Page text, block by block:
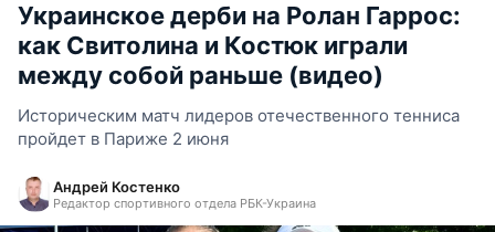
Украинское дерби на Ролан Гаррос:
как Свитолина и Костюк играли
между собой раньше (видео)
Историческим матч лидеров отечественного тенниса
пройдет в Париже 2 июня
Андрей Костенко
Редактор спортивного отдела РБК-Украина